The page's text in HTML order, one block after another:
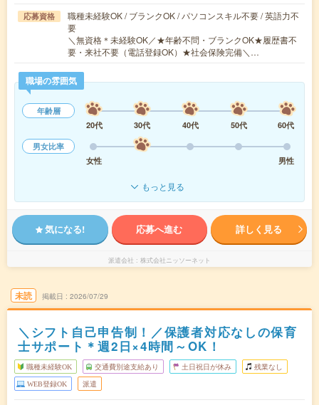
応募資格
職種未経験OK / ブランクOK / パソコンスキル不要 / 英語力不
要
＼無資格＊未経験OK／★年齢不問・ブランクOK★履歴書不
要・来社不要（電話登録OK）★社会保険完備＼…
職場の雰囲気
年齢層
20代
30代 40代 50代
60代
男女比率
女性
男性
もっと見る
気になる! 応募へ進む 詳しく見る
派遣会社 株式会社ニッソーネット
未読 掲載日 2026/07/29
＼シフト自己申告制！／保護者対応なしの保育
士サポート＊週2日×4時間～OK！
職種未経験OK 交通費別途支給あり 土日祝日が休み 残業なし
WEB登録OK 派遣